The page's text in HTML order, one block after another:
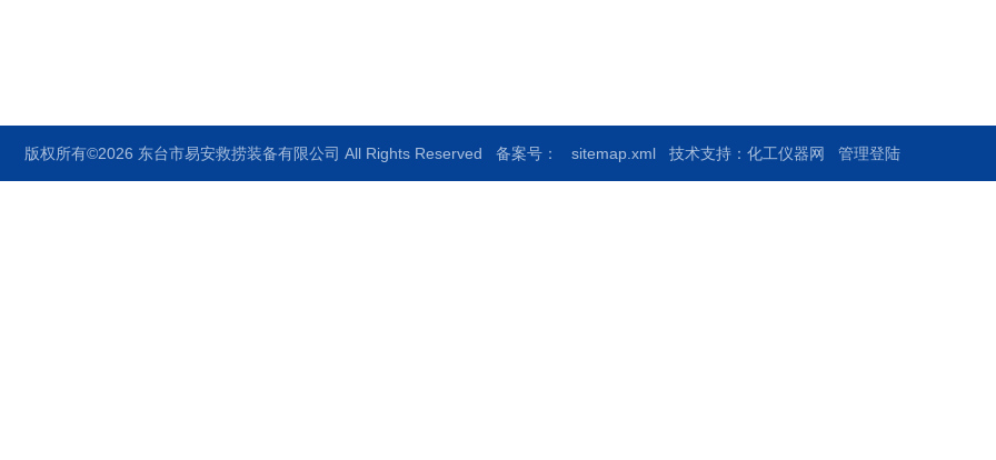
版权所有©2026 东台市易安救捞装备有限公司 All Rights Reserved 备案号： sitemap.xml 技术支持： 化工仪器网 管理登陆